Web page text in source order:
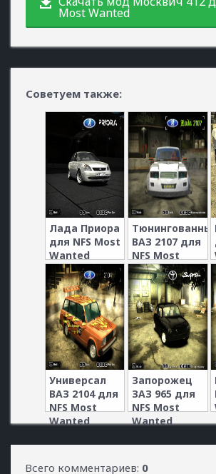
Most Wanted
Советуем также:
Лада Приора
для NFS Most
Wanted
ВАЗ 2107 для
NFS Most
Wanted
Универсал
ВАЗ 2104 для
NFS Most
Wanted
Запорожец
ЗАЗ 965 для
NFS Most
Wanted
Всего комментариев: 0